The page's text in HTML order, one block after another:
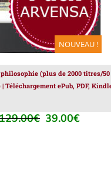
NOUVEAU !
(plus de 2000 titres/
Téléchargement ePub, PDF,
€ Le
39.00€Le